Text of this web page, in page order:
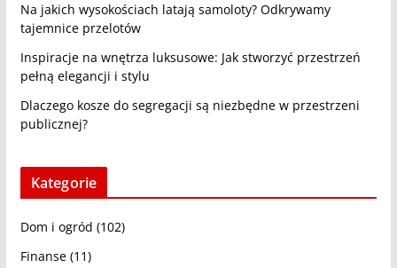
Na jakich wysokościach latają samoloty? Odkrywamy
tajemnice przelotów
Inspiracje na wnętrza luksusowe: Jak stworzyć przestrzeń
pełną elegancji i stylu
Dlaczego kosze do segregacji są niezbędne w przestrzeni
publicznej?
Kategorie
Dom i ogród (102)
Finanse(11)